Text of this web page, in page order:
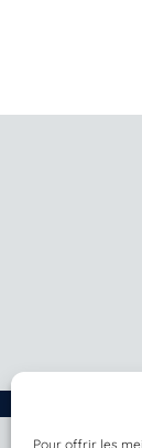
Pour offrir les